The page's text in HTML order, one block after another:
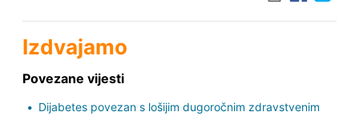
Izdvajamo
Povezane vijesti
Dijabetes povezan s lošijim dugoročnim zdravstvenim